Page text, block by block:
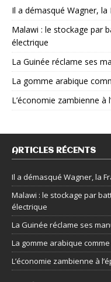
Il a démasqué Wagner,
Malawi : le stockage par
électrique
La Guinée réclame ses
La gomme arabique
L’économie zambienne à
ARTICLES RÉCENTS
Il a démasqué Wagner, la
Malawi : le stockage par
électrique
La Guinée réclame ses
La gomme arabique
L’économie zambienne à